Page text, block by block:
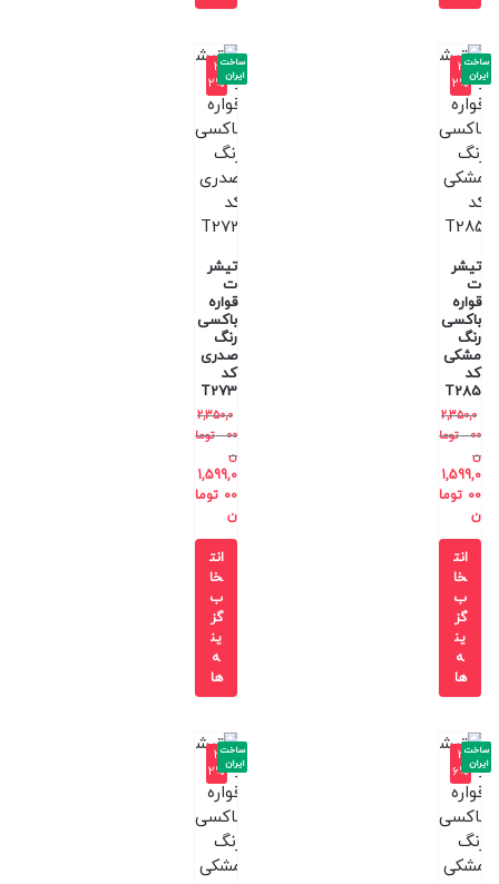
-3
2%
تیشر
ت
قواره
باکسی
رنگ
مشکی
کد
T285
2,350,0
00
توما
ن
1,599,0
00 توما
ن
ساخت
ایران
انت
خا
ب
گز
ین
ه
ها
-3
2%
تیشر
ت
قواره
باکسی
رنگ
صدری
کد
T273
2,350,0
00
توما
ن
1,599,0
00 توما
ن
ساخت
ایران
انت
خا
ب
گز
ین
ه
ها
-3
6%
ساخت
ایران
-3
2%
ساخت
ایران